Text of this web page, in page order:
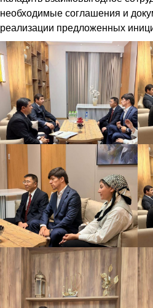
необходимые соглашения и
реализации предложенных